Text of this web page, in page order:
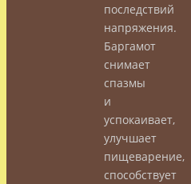
последствий
напряжения.
Баргамот
снимает
спазмы
и
успокаивает,
улучшает
пищеварение,
способствует